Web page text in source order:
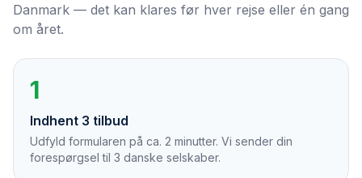
Danmark — det kan klares før hver rejse eller én gang
om året.
1
Indhent 3 tilbud
Udfyld formularen på ca. 2 minutter. Vi sender din
forespørgsel til 3 danske selskaber.